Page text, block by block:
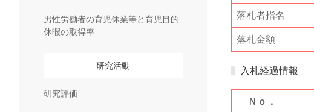
男性労働者の育児休業等と育児目的
休暇の取得率
研究活動
研究評価
落札者指名
落札金額
入札経過情報
Ｎｏ．